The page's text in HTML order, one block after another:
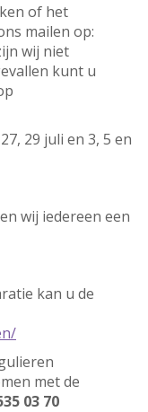
of het
mailen op:
wij niet
kunt u
29 juli en 3, 5 en
wij iedereen een
kan u de
met de
03 70